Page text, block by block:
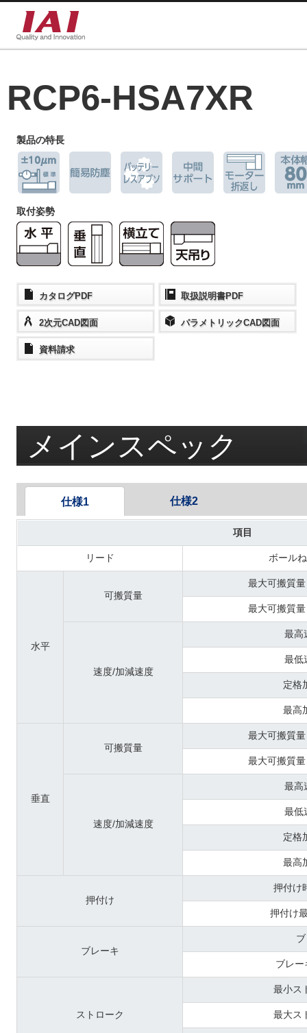
RCP6-HSA7XR
製品の特長
取付姿勢
カタログPDF
2次元CAD図面
資料請求
取扱説明書PDF
パラメトリックCAD図面
メインスペック
仕様1
項目
リード ボール
水平
可搬質量
最大可搬質
最大可搬質
速度/加減速度
最高
最低
定格
最高
垂直
可搬質量
最大可搬質
最大可搬質
速度/加減速度
最高
最低
定格
最高
押付け
押付け
押付け
ブレーキ
ブレー
ストローク
最小ス
最大ス
仕様2